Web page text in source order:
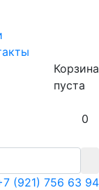
Корзина
пуста
0
(921) 756 63 94